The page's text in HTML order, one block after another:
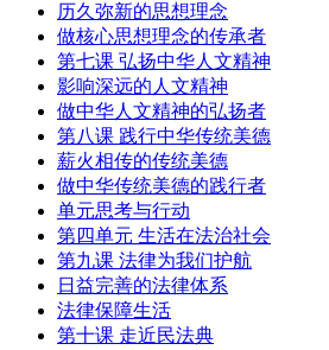
历久弥新的思想理念
做核心思想理念的传承者
第七课 弘扬中华人文精神
影响深远的人文精神
做中华人文精神的弘扬者
第八课 践行中华传统美德
薪火相传的传统美德
做中华传统美德的践行者
单元思考与行动
第四单元 生活在法治社会
第九课 法律为我们护航
日益完善的法律体系
法律保障生活
第十课 走近民法典